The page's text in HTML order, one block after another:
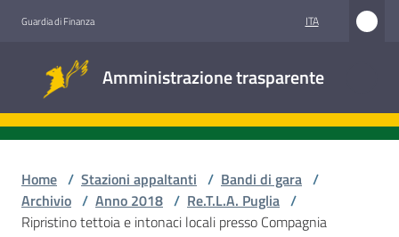
Guardia di Finanza ITA
Amministrazione trasparente
trasparente
Home / Stazioni appaltanti / Bandi di gara /
Archivio / Anno 2018 / Re.T.L.A. Puglia /
Ripristino tettoia e intonaci locali presso Compagnia